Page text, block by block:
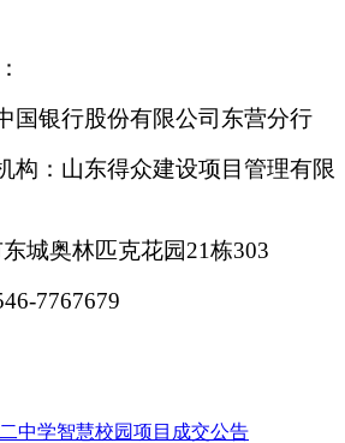
国银行股份有限公司东营分行
构：山东得众建设项目管理有限
城奥林匹克花园21栋303
7767679
中学智慧校园项目成交公告